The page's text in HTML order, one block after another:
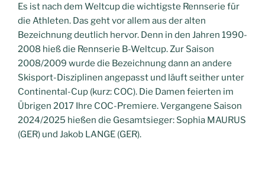
Es ist nach dem Weltcup die wichtigste Rennserie für
die Athleten. Das geht vor allem aus der alten
Bezeichnung deutlich hervor. Denn in den Jahren 1990-
2008 hieß die Rennserie B-Weltcup. Zur Saison
2008/2009 wurde die Bezeichnung dann an andere
Skisport-Disziplinen angepasst und läuft seither unter
Continental-Cup (kurz: COC). Die Damen feierten im
Übrigen 2017 Ihre COC-Premiere. Vergangene Saison
2024/2025 hießen die Gesamtsieger: Sophia MAURUS
(GER) und Jakob LANGE (GER).